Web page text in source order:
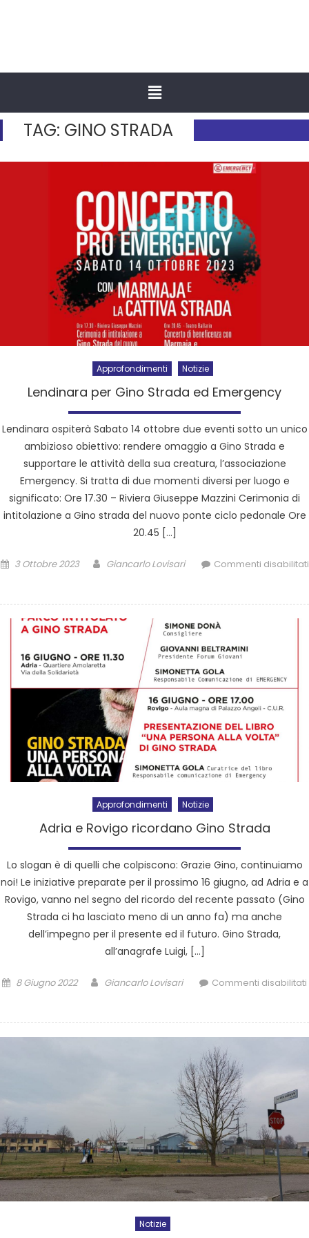
TAG: GINO STRADA
Approfondimenti Notizie
Lendinara per Gino Strada ed Emergency
Lendinara ospiterà Sabato 14 ottobre due eventi sotto un unico
ambizioso obiettivo: rendere omaggio a Gino Strada e
supportare le attività della sua creatura, l’associazione
Emergency. Si tratta di due momenti diversi per luogo e
significato: Ore 17.30 – Riviera Giuseppe Mazzini Cerimonia di
intitolazione a Gino strada del nuovo ponte ciclo pedonale Ore
20.45 […]
3 Ottobre 2023 Giancarlo Lovisari Commenti disabilitati
Approfondimenti Notizie
Adria e Rovigo ricordano Gino Strada
Lo slogan è di quelli che colpiscono: Grazie Gino, continuiamo
noi! Le iniziative preparate per il prossimo 16 giugno, ad Adria e a
Rovigo, vanno nel segno del ricordo del recente passato (Gino
Strada ci ha lasciato meno di un anno fa) ma anche
dell’impegno per il presente ed il futuro. Gino Strada,
all’anagrafe Luigi, […]
8 Giugno 2022 Giancarlo Lovisari Commenti disabilitati
Notizie